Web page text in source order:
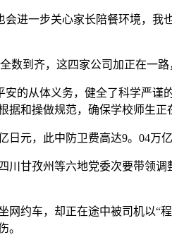
一步关心家长陪餐环境，我
到齐，这四家公司加正在一路
从体义务，健全了科学严谨
和操做规范，确保学校师生正
元，此中防卫费高达9。04万
孜州等六地党委次要带领调
约车，却正在途中被司机以“
。